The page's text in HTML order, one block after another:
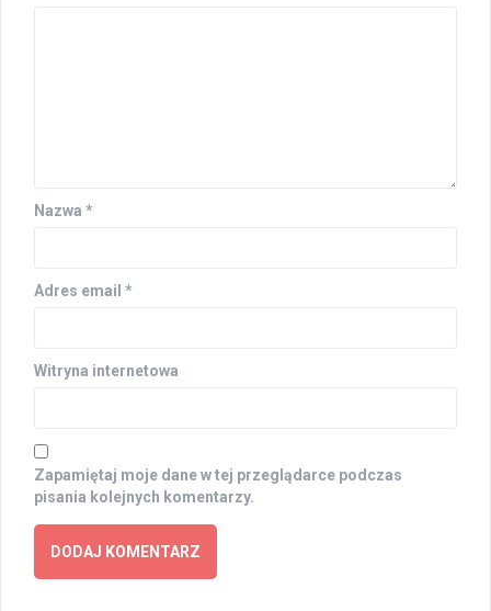
Nazwa *
Adres email *
Witryna internetowa
Zapamiętaj moje dane w tej przeglądarce podczas
pisania kolejnych komentarzy.